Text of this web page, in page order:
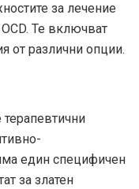
за лечение
Те включват
от различни опции.
един специфичен
за златен